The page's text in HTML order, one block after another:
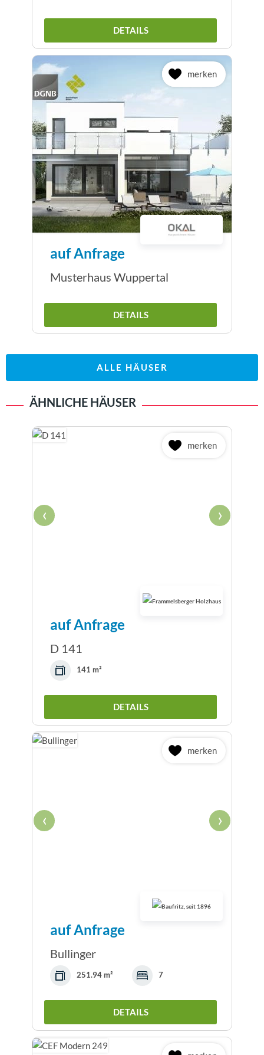
DETAILS
merken
auf Anfrage
Musterhaus Wuppertal
DETAILS
ALLE HÄUSER
ÄHNLICHE HÄUSER
merken
‹ ›
auf Anfrage
D 141
141 m²
DETAILS
merken
‹ ›
auf Anfrage
Bullinger
251.94 m² 7
DETAILS